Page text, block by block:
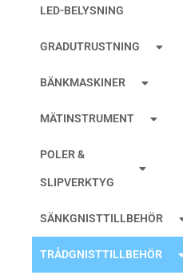
LED-BELYSNING
GRADUTRUSTNING
BÄNKMASKINER
MÄTINSTRUMENT
POLER &
SLIPVERKTYG
SÄNKGNISTTILLBEHÖR
TRÅDGNISTTILLBEHÖR